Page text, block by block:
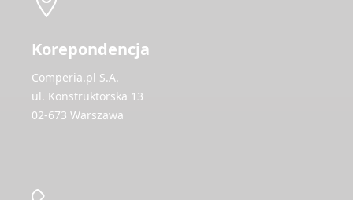
Korepondencja
Comperia.pl S.A.
ul. Konstruktorska 13
02-673 Warszawa